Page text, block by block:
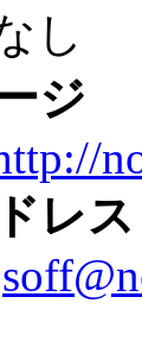
ジ
レス